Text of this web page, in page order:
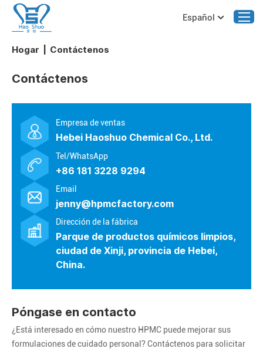
Español
Hogar Contáctenos
Contáctenos
Empresa de ventas
Hebei Haoshuo Chemical Co., Ltd.
Tel/WhatsApp
+86 181 3228 9294
Email
jenny@hpmcfactory.com
Dirección de la fábrica
Parque de productos químicos limpios,
ciudad de Xinji, provincia de Hebei,
China.
Póngase en contacto
¿Está interesado en cómo nuestro HPMC puede mejorar sus
formulaciones de cuidado personal? Contáctenos para solicitar